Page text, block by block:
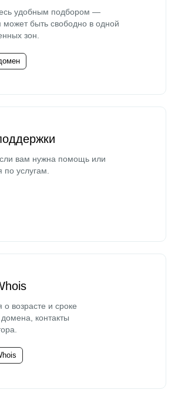
удобным подбором —
быть свободно в одной
зон.
вам нужна помощь или
по услугам.
возрасте и сроке
контакты